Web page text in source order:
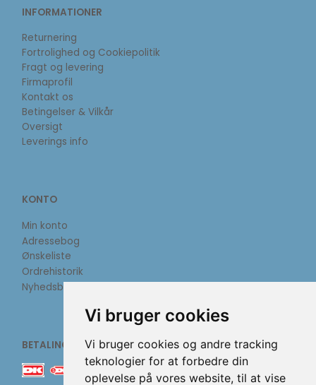
Vi bruger cookies
Vi bruger cookies og andre tracking
teknologier for at forbedre din
oplevelse på vores website, til at vise
INFORMATIONER
Returnering
Fortrolighed og Cookiepolitik
Fragt og levering
Firmaprofil
Kontakt os
Betingelser & Vilkår
Oversigt
Leverings info
KONTO
Min konto
Adressebog
Ønskeliste
Ordrehistorik
Nyhedsbrev
BETALINGSMETODER